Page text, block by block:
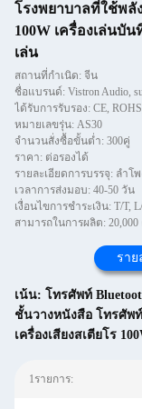
โรงพยาบาลที่ใช้พลั
100W เครื่องเล่นบั
เล่น
สถานที่กำเนิด: จีน
ชื่อแบรนด์: Vistron Audio,
ได้รับการรับรอง: CE,
หมายเลขรุ่น: AS30
จำนวนสั่งซื้อขั้นต่ำ: 300คู่
ราคา: ต่อรองได้
รายละเอียดการบรรจุ: ลำ
เวลาการส่งมอบ: 40-50 วัน
เงื่อนไขการชำระเงิน: T/T,
สามารถในการผลิต:
ราย
เน้น: โทรศัพท์
ชั้นวางหนังสือ โทรศัพท์
เครื่องเสียงสเตียโร
1รายการ: